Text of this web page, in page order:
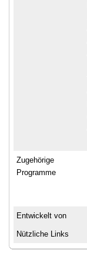
Zugehörige
Programme
Entwickelt von
Nützliche Links